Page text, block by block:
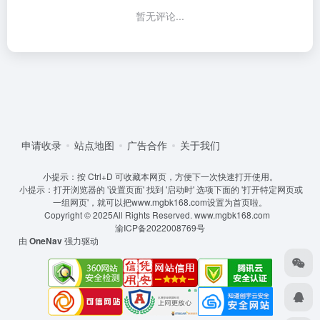
暂无评论...
申请收录 站点地图 广告合作 关于我们
小提示：按 Ctrl+D 可收藏本网页，方便下一次快速打开使用。
小提示：打开浏览器的 '设置页面' 找到 '启动时' 选项下面的 '打开特定网页或
一组网页'，就可以把www.mgbk168.com设置为首页啦。
Copyright © 2025All Rights Reserved. www.mgbk168.com
渝ICP备2022008769号
由 OneNav强力驱动